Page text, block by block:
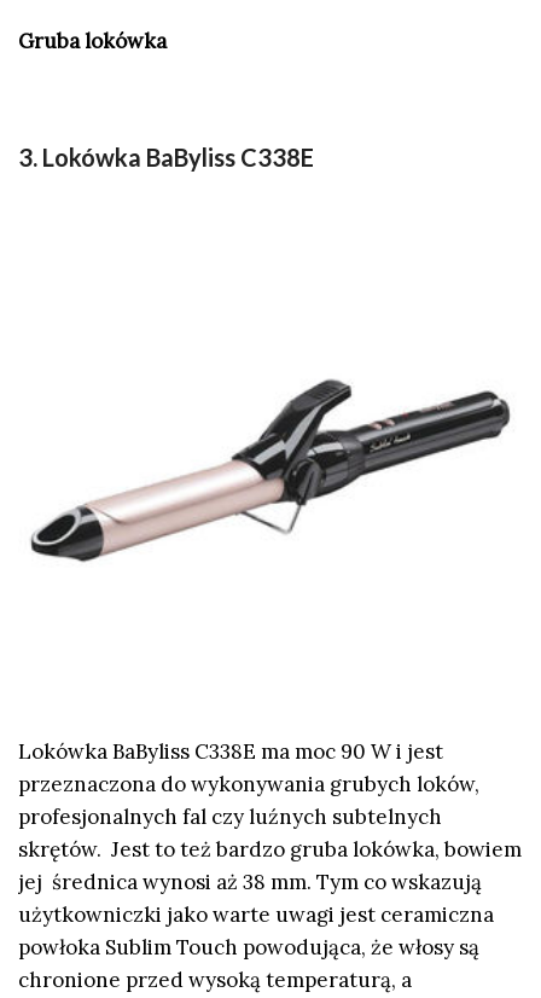
Gruba lokówka
3. Lokówka BaByliss C338E
Lokówka BaByliss C338E ma moc 90 W i jest
przeznaczona do wykonywania grubych loków,
profesjonalnych fal czy luźnych subtelnych
skrętów. Jest to też bardzo gruba lokówka, bowiem
jej średnica wynosi aż 38 mm. Tym co wskazują
użytkowniczki jako warte uwagi jest ceramiczna
powłoka Sublim Touch powodująca, że włosy są
chronione przed wysoką temperaturą, a